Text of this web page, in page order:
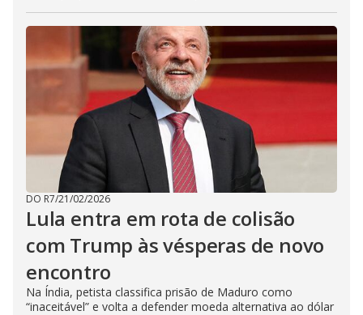
DO R7/21/02/2026
Lula entra em rota de colisão
com Trump às vésperas de novo
encontro
Na Índia, petista classifica prisão de Maduro como
“inaceitável” e volta a defender moeda alternativa ao dólar